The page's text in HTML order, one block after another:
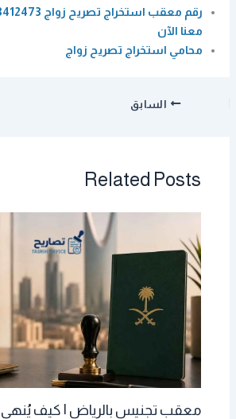
معنا الآن
محامي استخراج تصريح زواج
السابق
Related Posts
معقب تجنيس بالرياض | كيف